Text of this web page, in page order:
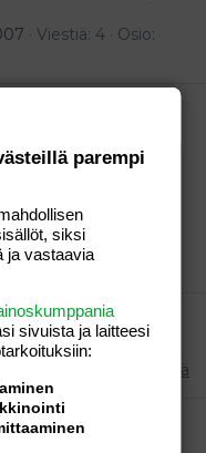
Viestiä: 4
Osio:
töitä ennen
26 429?, aika paljon
osuus tuosta 16
valuharkot...Eli
Osio:Perhe-elämä
olet kuullut!!!
Perhe-elämä
parempi
siksi
ja vastaavia
sivuista ja laitteesi